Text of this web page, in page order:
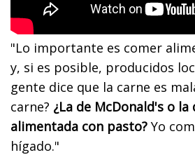
"Lo importante es comer
y, si es posible, producidos
gente dice que la carne es
carne? ¿La de McDonald's o la
alimentada con pasto? Yo
hígado."